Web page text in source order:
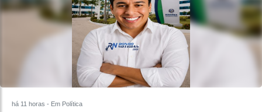
há 11 horas - Em Política